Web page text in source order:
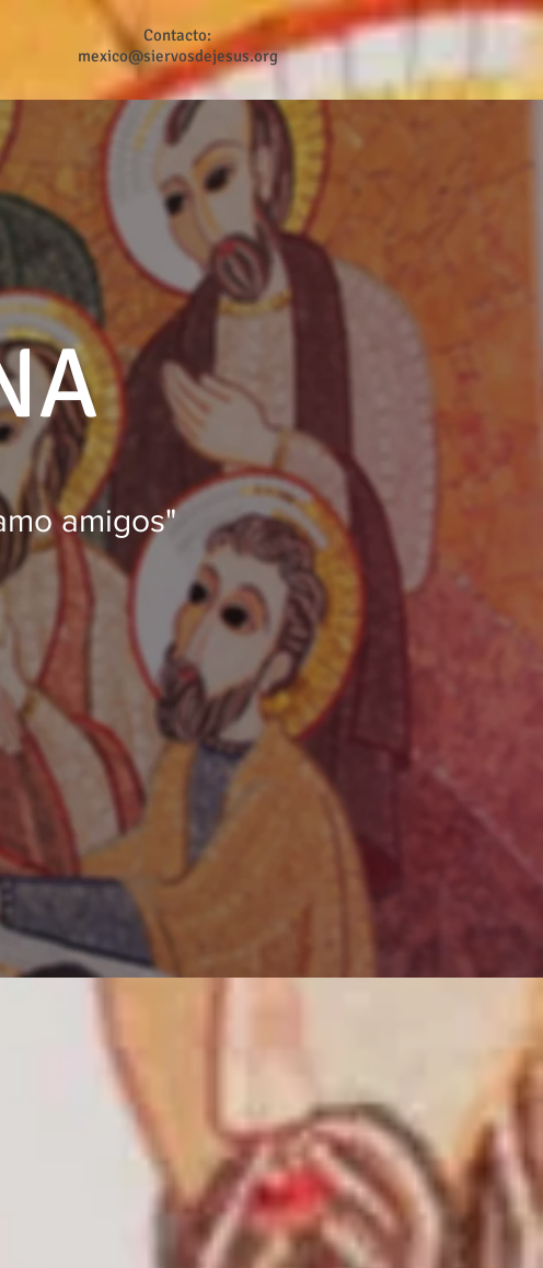
Contacto:
mexico@siervosdejesus.org
amigos"